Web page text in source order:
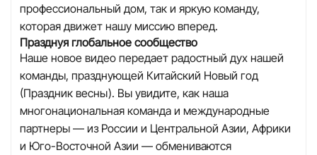
профессиональный дом, так и яркую команду,
которая движет нашу миссию вперед.
Празднуя глобальное сообщество
Наше новое видео передает радостный дух нашей
команды, празднующей Китайский Новый год
(Праздник весны). Вы увидите, как наша
многонациональная команда и международные
партнеры — из России и Центральной Азии, Африки
и Юго-Восточной Азии — обмениваются